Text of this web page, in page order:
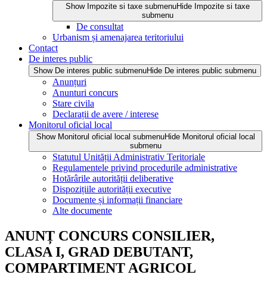
Show Impozite si taxe submenuHide Impozite si taxe
submenu
De consultat
Urbanism și amenajarea teritoriului
Contact
De interes public
Show De interes public submenuHide De interes public submenu
Anunțuri
Anunturi concurs
Stare civila
Declarații de avere / interese
Monitorul oficial local
Show Monitorul oficial local submenuHide Monitorul oficial local
submenu
Statutul Unității Administrativ Teritoriale
Regulamentele privind procedurile administrative
Hotărârile autorității deliberative
Dispozițiile autorității executive
Documente și informații financiare
Alte documente
ANUNȚ CONCURS CONSILIER,
CLASA I, GRAD DEBUTANT,
COMPARTIMENT AGRICOL